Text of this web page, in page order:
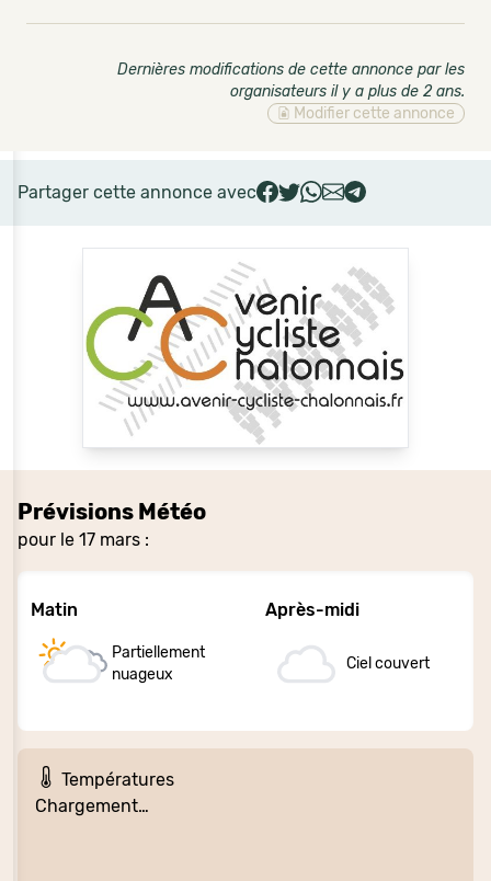
Prévisions Météo
pour le 17 mars :
Matin
Partiellement
nuageux
Après-midi
Ciel couvert
Températures
Chargement…
Dernières modifications de cette annonce par les
organisateurs il y a plus de 2 ans.
Modifier cette annonce
Partager cette annonce avec